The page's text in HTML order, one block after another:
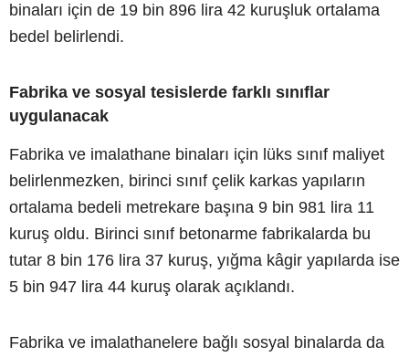
binaları için de 19 bin 896 lira 42 kuruşluk ortalama
bedel belirlendi.
Fabrika ve sosyal tesislerde farklı sınıflar
uygulanacak
Fabrika ve imalathane binaları için lüks sınıf maliyet
belirlenmezken, birinci sınıf çelik karkas yapıların
ortalama bedeli metrekare başına 9 bin 981 lira 11
kuruş oldu. Birinci sınıf betonarme fabrikalarda bu
tutar 8 bin 176 lira 37 kuruş, yığma kâgir yapılarda ise
5 bin 947 lira 44 kuruş olarak açıklandı.
Fabrika ve imalathanelere bağlı sosyal binalarda da